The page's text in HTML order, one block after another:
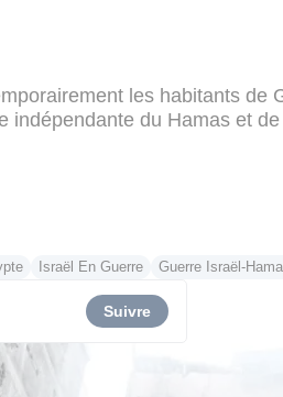
les habitants
indépendante du Hamas et de
Israël En Guerre Guerre Israël-
Suivre